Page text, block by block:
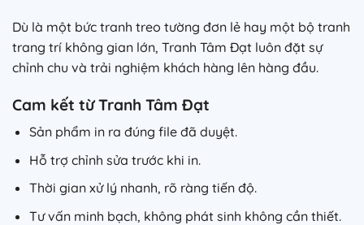
Dù là một bức tranh treo tường đơn lẻ hay một bộ tranh
trang trí không gian lớn, Tranh Tâm Đạt luôn đặt sự
chỉnh chu và trải nghiệm khách hàng lên hàng đầu.
Cam kết từ Tranh Tâm Đạt
Sản phẩm in ra đúng file đã duyệt.
Hỗ trợ chỉnh sửa trước khi in.
Thời gian xử lý nhanh, rõ ràng tiến độ.
Tư vấn minh bạch, không phát sinh không cần thiết.